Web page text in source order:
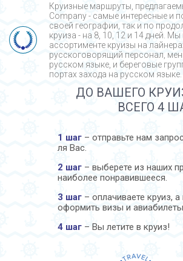
Круизные маршруты,
Company - cамые интересные и
своей географии, так и по
круиза - на 8, 10, 12 и 14 дней.
ассортименте круизы на
русскоговорящий персонал,
русском языке, и береговые
портах захода на русском языке.
ДО ВАШЕГО
ВСЕГО 4
1 шаг – отправьте нам
ля Вас.
2 шаг – выберете из наших
наиболее понравившееся.
3 шаг – оплачиваете круиз,
оформить визы и
4 шаг – Вы летите в круиз!